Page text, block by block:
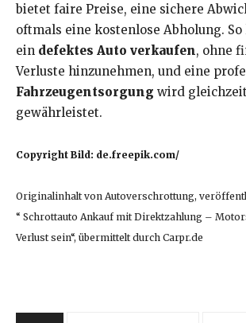
bietet faire Preise, eine sichere
oftmals eine kostenlose Abholung. So
ein defektes Auto verkaufen, ohne
Verluste hinzunehmen, und eine
Fahrzeugentsorgung wird
gewährleistet.
Copyright Bild: de.freepik.com/
Originalinhalt von Autoverschrottung,
“ Schrottauto Ankauf mit Direktzahlung –
Verlust sein“, übermittelt durch Carpr.de